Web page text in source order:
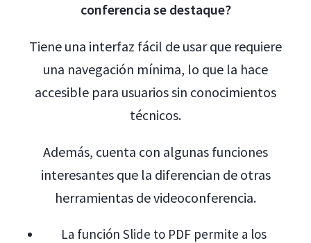
conferencia se destaque?
Tiene una interfaz fácil de usar que requiere
una navegación mínima, lo que la hace
accesible para usuarios sin conocimientos
técnicos.
Además, cuenta con algunas funciones
interesantes que la diferencian de otras
herramientas de videoconferencia.
La función Slide to PDF permite a los